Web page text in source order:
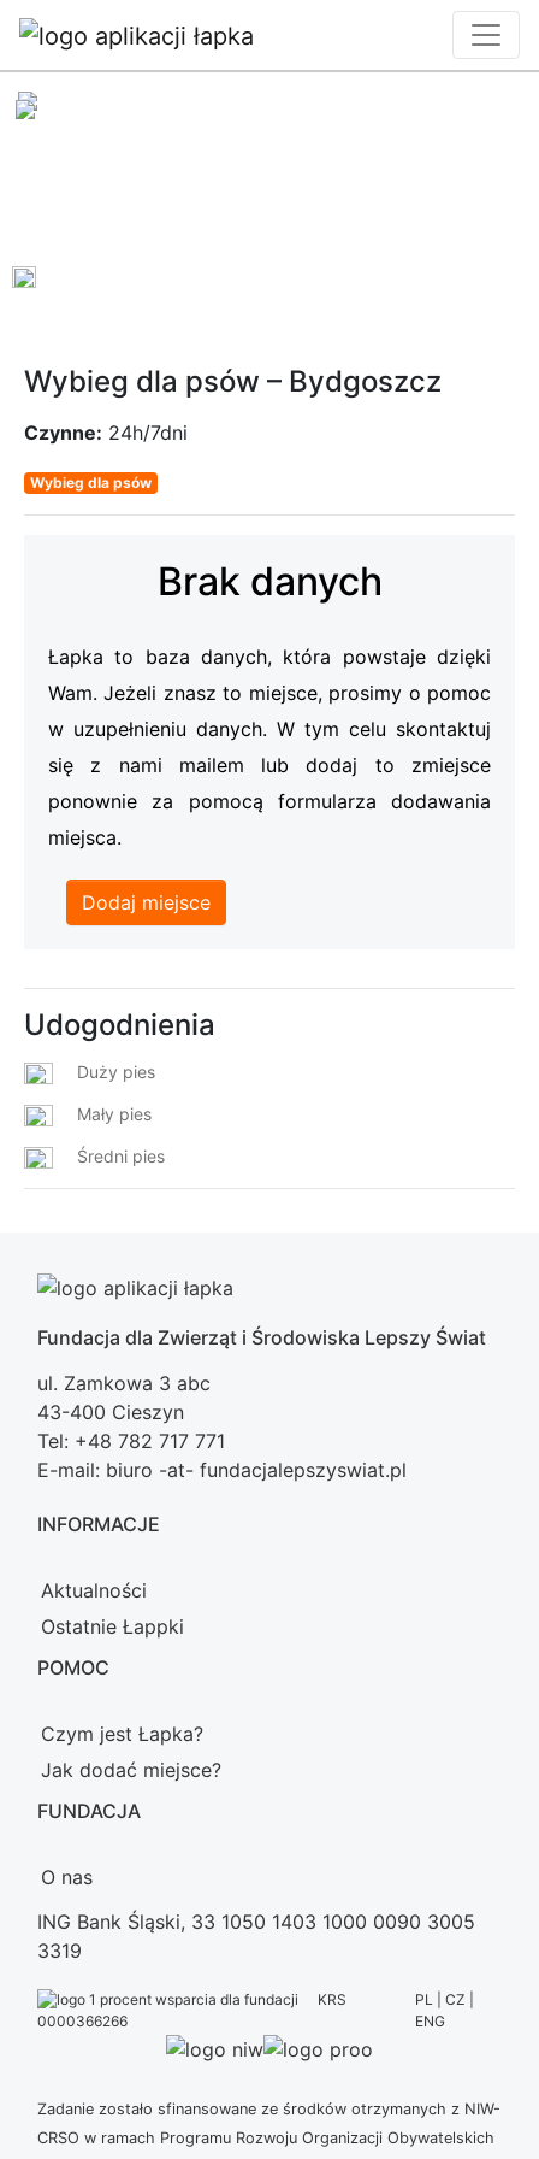
Wybieg dla psów – Bydgoszcz
Czynne: 24h/7dni
Wybieg dla psów
Brak danych
Łapka to baza danych, która powstaje dzięki
Wam. Jeżeli znasz to miejsce, prosimy o pomoc
w uzupełnieniu danych. W tym celu skontaktuj
się z nami mailem lub dodaj to zmiejsce
ponownie za pomocą formularza dodawania
miejsca.
Dodaj miejsce
Udogodnienia
Duży pies
Mały pies
Średni pies
Fundacja dla Zwierząt i Środowiska Lepszy Świat
ul. Zamkowa 3 abc
43-400 Cieszyn
Tel: +48 782 717 771
E-mail: biuro -at- fundacjalepszyswiat.pl
INFORMACJE
Aktualności
Ostatnie Łappki
POMOC
Czym jest Łapka?
Jak dodać miejsce?
FUNDACJA
O nas
ING Bank Śląski, 33 1050 1403 1000 0090 3005
3319
KRS
0000366266
PL | CZ |
ENG
Zadanie zostało sfinansowane ze środków otrzymanych z NIW-
CRSO w ramach Programu Rozwoju Organizacji Obywatelskich